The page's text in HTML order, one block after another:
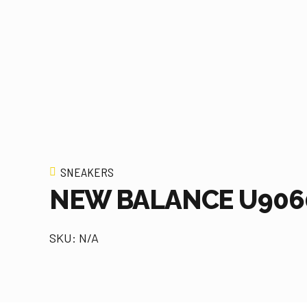
SNEAKERS
NEW BALANCE
SKU: N/A